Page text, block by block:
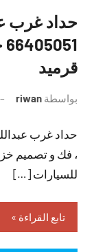
حداد غرب
قرميد
بواسطة riwan
حداد غرب
، فك و تصميم
للسيارات […]
تابع القراءة